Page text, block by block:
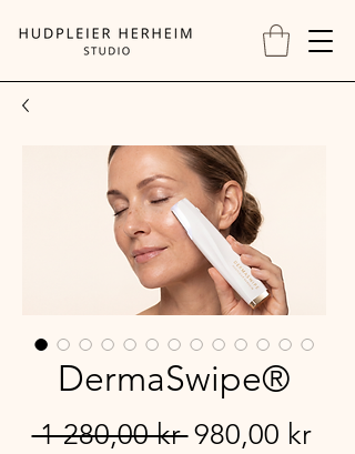
DermaSwipe®
1 280,00 kr Vanlig
980,00 kr